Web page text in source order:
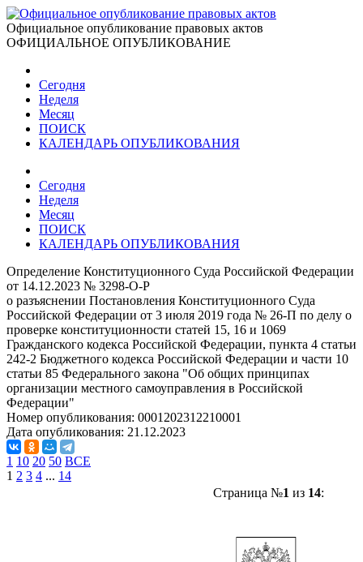
Официальное опубликование правовых актов
ОФИЦИАЛЬНОЕ ОПУБЛИКОВАНИЕ
Сегодня
Неделя
Месяц
ПОИСК
КАЛЕНДАРЬ ОПУБЛИКОВАНИЯ
Сегодня
Неделя
Месяц
ПОИСК
КАЛЕНДАРЬ ОПУБЛИКОВАНИЯ
Определение Конституционного Суда Российской Федерации
от 14.12.2023 № 3298-О-Р
о разъяснении Постановления Конституционного Суда
Российской Федерации от 3 июля 2019 года № 26-П по делу о
проверке конституционности статей 15, 16 и 1069
Гражданского кодекса Российской Федерации, пункта 4 статьи
242-2 Бюджетного кодекса Российской Федерации и части 10
статьи 85 Федерального закона "Об общих принципах
организации местного самоуправления в Российской
Федерации"
Номер опубликования: 0001202312210001
Дата опубликования: 21.12.2023
1 10 20 50 ВСЕ
1 2 3 4 ... 14
Страница №1 из 14: